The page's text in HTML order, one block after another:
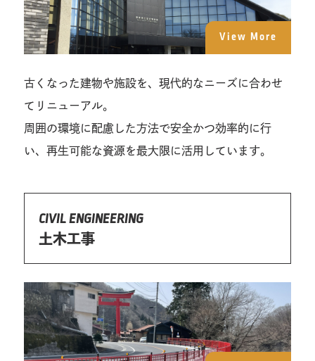
View More
古くなった建物や施設を、現代的なニーズに合わせ
てリニューアル。
周囲の環境に配慮した方法で安全かつ効率的に行
い、再生可能な資源を最大限に活用しています。
CIVIL ENGINEERING
土木工事